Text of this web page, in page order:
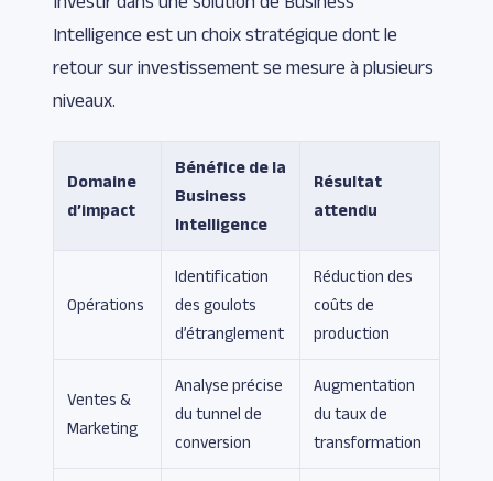
Intelligence est un choix stratégique dont le
retour sur investissement se mesure à plusieurs
niveaux.
Domaine
d’impact
Bénéfice de la
Business
Intelligence
Résultat
attendu
Opérations
Identification
des goulots
d’étranglement
Réduction des
coûts de
production
Ventes &
Marketing
Analyse précise
du tunnel de
conversion
Augmentation
du taux de
transformation